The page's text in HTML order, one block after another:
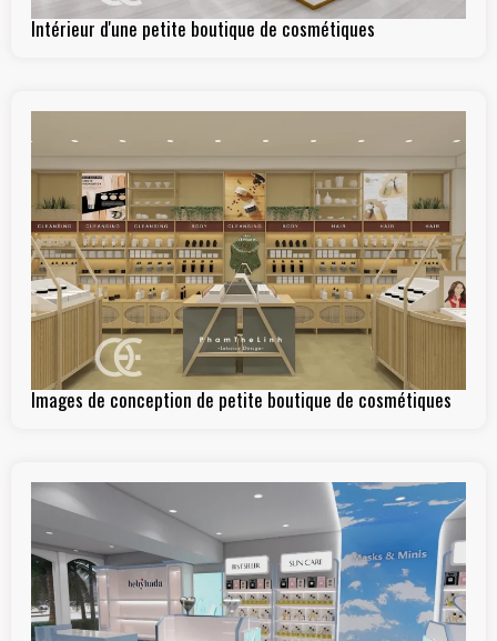
Intérieur d'une petite boutique de cosmétiques
Images de conception de petite boutique de cosmétiques